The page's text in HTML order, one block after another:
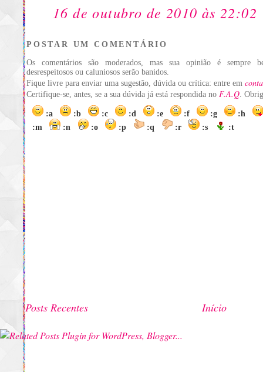
16 de outubro de 2010 às 22:02
POSTAR UM COMENTÁRIO
Os comentários são moderados, mas sua opinião é sempre
desrespeitosos ou caluniosos serão banidos.
Fique livre para enviar uma sugestão, dúvida ou crítica: entre em
Certifique-se, antes, se a sua dúvida já está respondida no F.A.Q.
:a :b :c :d :e :f :g
:h
:m
:n :o :p :q :r :s :t
Posts Recentes Início